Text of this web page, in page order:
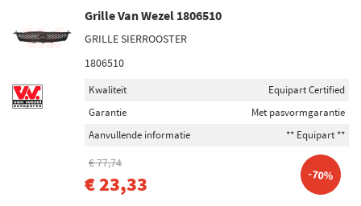
Grille Van Wezel 1806510
GRILLE SIERROOSTER
1806510
Kwaliteit
Equipart Certified
Garantie
Met pasvormgarantie
Aanvullende informatie
** Equipart **
€ 77,74
€ 23,33 -70%